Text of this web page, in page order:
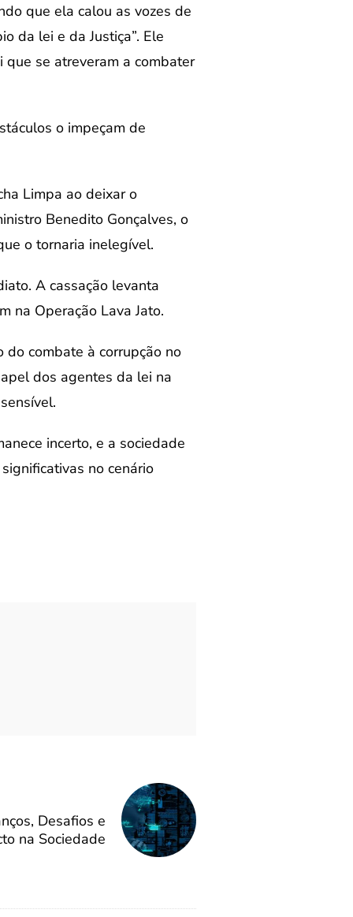
que ela calou as vozes de
da lei e da Justiça”. Ele
que se atreveram a combater
o impeçam de
Limpa ao deixar o
Benedito Gonçalves, o
o tornaria inelegível.
A cassação levanta
na Operação Lava Jato.
combate à corrupção no
dos agentes da lei na
incerto, e a sociedade
no cenário
Desafios e
na Sociedade